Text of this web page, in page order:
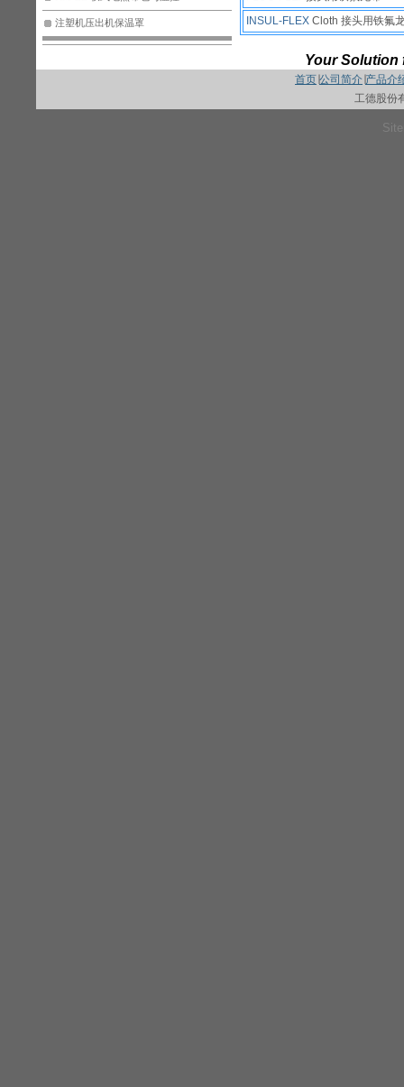
注塑机压出机保温罩
INSUL-FLEXCloth 接头用铁氟
Your Solution
首页 公司简介 产品介
工德股份